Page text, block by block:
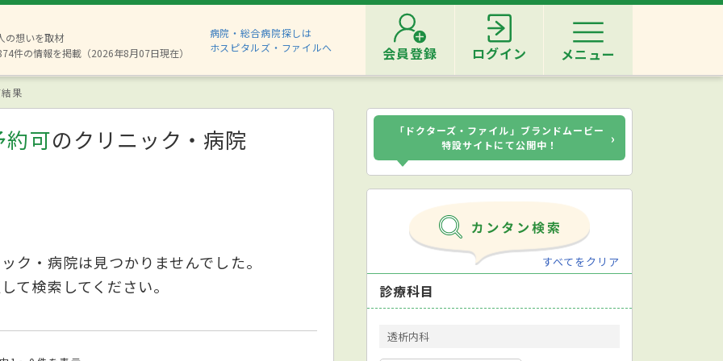
の想いを取材
件の情報を掲載（2026年8月07日現在）
病院・総合病院探しは
ホスピタルズ・ファイルへ
会員登録 ログイン メニュー
果
約可のクリニック・病院
ク・病院は見つかりませんでした。
て検索してください。
「ドクターズ・ファイル」ブランドムービー
特設サイトにて公開中！
›
すべてをクリア
診療科目
透析内科